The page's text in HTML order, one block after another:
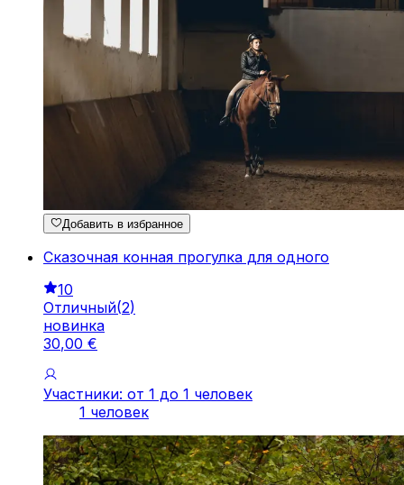
Добавить в избранное
Сказочная конная прогулка для одного
10
Отличный(2)
новинка
30,00 €
Участники: от 1 до 1 человек
1 человек